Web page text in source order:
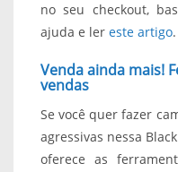
no seu checkout,
ajuda e ler este artigo.
Venda ainda mais!
vendas
Se você quer fazer
agressivas nessa
oferece as